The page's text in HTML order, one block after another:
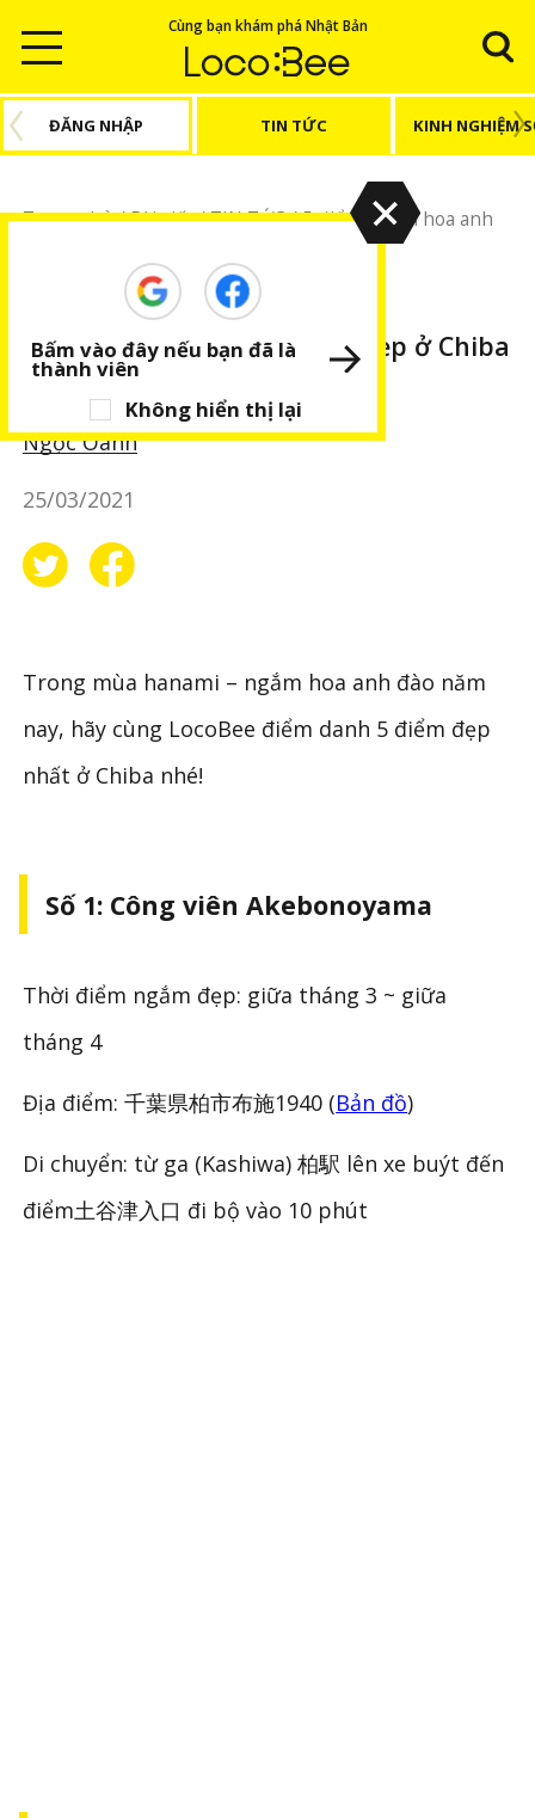
Cùng bạn khám phá Nhật Bản
ĐĂNG NHẬP TIN TỨC KINH NGHIỆM
Trang chủ/Bài viết/TIN TỨC/5 điểm ngắm hoa anh
BÀI VIẾT NỔI BẬT
5 điểm ngắm hoa anh đào đẹp ở Chiba
(2021)
Ngọc Oanh
25/03/2021
Trong mùa hanami – ngắm hoa anh đào năm
nay, hãy cùng LocoBee điểm danh 5 điểm đẹp
nhất ở Chiba nhé!
Số 1: Công viên Akebonoyama
Thời điểm ngắm đẹp: giữa tháng 3 ~ giữa
tháng 4
Địa điểm: 千葉県柏市布施1940 (Bản đồ)
Di chuyển: từ ga (Kashiwa) 柏駅 lên xe buýt đến
điểm土谷津入口 đi bộ vào 10 phút
Không hiển thị lại
Bấm vào đây nếu bạn đã là
thành viên